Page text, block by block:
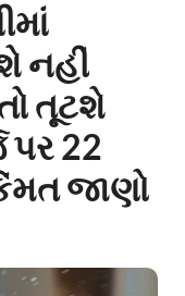
નહીં
તૂટશે
પર 22
જાણો